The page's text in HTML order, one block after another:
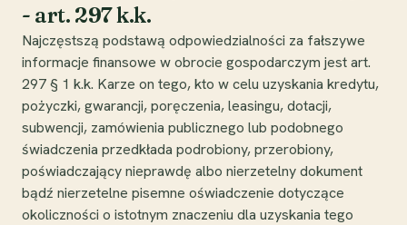
- art. 297 k.k.
Najczęstszą podstawą odpowiedzialności za fałszywe
informacje finansowe w obrocie gospodarczym jest art.
297 § 1 k.k. Karze on tego, kto w celu uzyskania kredytu,
pożyczki, gwarancji, poręczenia, leasingu, dotacji,
subwencji, zamówienia publicznego lub podobnego
świadczenia przedkłada podrobiony, przerobiony,
poświadczający nieprawdę albo nierzetelny dokument
bądź nierzetelne pisemne oświadczenie dotyczące
okoliczności o istotnym znaczeniu dla uzyskania tego